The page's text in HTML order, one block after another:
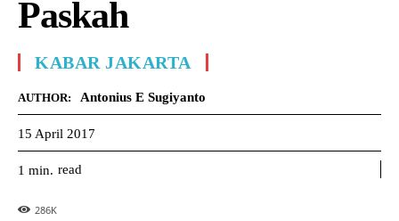
Paskah
KABAR JAKARTA
AUTHOR: Antonius E Sugiyanto
15 April 2017
1 min. read
286K